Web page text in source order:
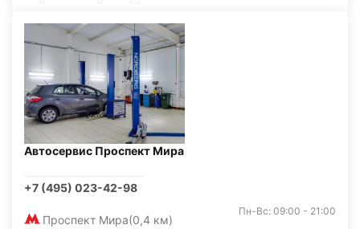
Автосервис Проспект Мира
+7 (495) 023-42-98
Проспект Мира(0,4 км)
Пн-Вс: 09:00 - 21:00